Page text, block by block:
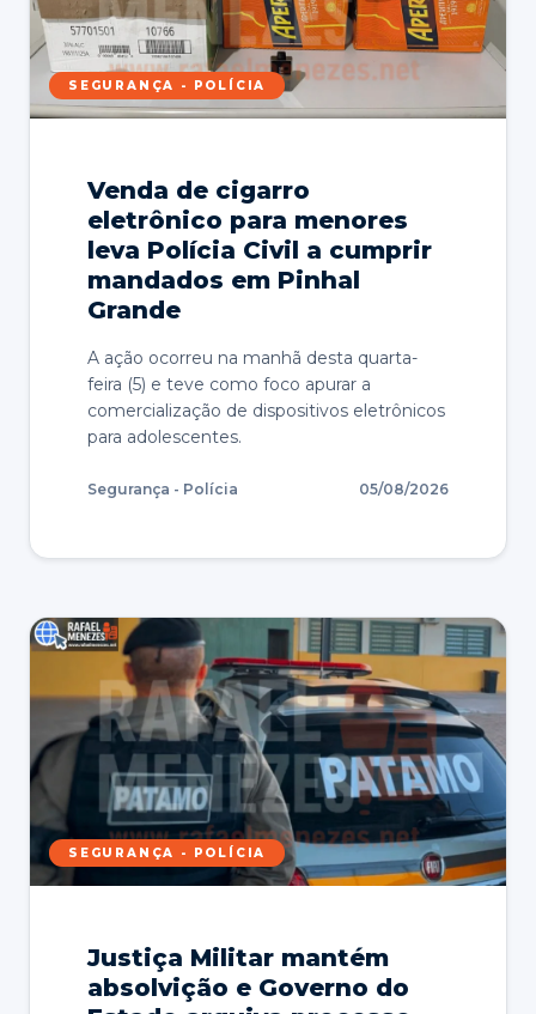
SEGURANÇA - POLÍCIA
Venda de cigarro
eletrônico para menores
leva Polícia Civil a cumprir
mandados em Pinhal
Grande
A ação ocorreu na manhã desta quarta-
feira (5) e teve como foco apurar a
comercialização de dispositivos eletrônicos
para adolescentes.
Segurança - Polícia 05/08/2026
SEGURANÇA - POLÍCIA
Justiça Militar mantém
absolvição e Governo do